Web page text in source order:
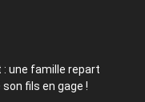
une famille repart
fils en gage !